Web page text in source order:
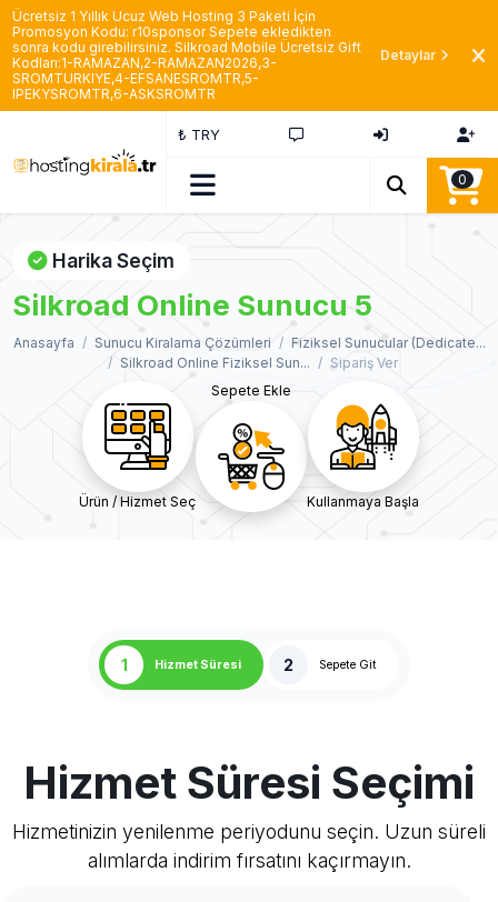
Ücretsiz 1 Yıllık Ucuz Web Hosting 3 Paketi İçin
Promosyon Kodu: r10sponsor Sepete ekledikten
sonra kodu girebilirsiniz. Silkroad Mobile Ücretsiz Gift
Kodları:1-RAMAZAN,2-RAMAZAN2026,3-
SROMTURKIYE,4-EFSANESROMTR,5-
IPEKYSROMTR,6-ASKSROMTR
Detaylar
₺ TRY
0
Silkroad Online Sunucu 5
Harika Seçim
Anasayfa Sunucu Kiralama Çözümleri
Fiziksel Sunucular (Dedicate...
Silkroad Online Fiziksel Sun...
Sipariş Ver
Ürün / Hizmet Seç
Sepete Ekle
Kullanmaya Başla
1 Hizmet Süresi 2 Sepete Git
Hizmet Süresi Seçimi
Hizmetinizin yenilenme periyodunu seçin. Uzun süreli
alımlarda indirim fırsatını kaçırmayın.